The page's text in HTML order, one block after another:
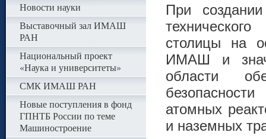
При
столицы на
ИМАШ и
области
атомных
и наземных
Новости науки
Выставочный зал ИМАШ
РАН
Национальный проект
«Наука и университеты»
СМК ИМАШ РАН
Новые поступления в фонд
ГПНТБ России по теме
Машиностроение